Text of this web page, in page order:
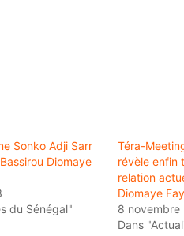
Sonko Adji Sarr
Diomaye
du Sénégal"
Téra-
révèle enfin
relation
Diomaye
8 novembre
Dans